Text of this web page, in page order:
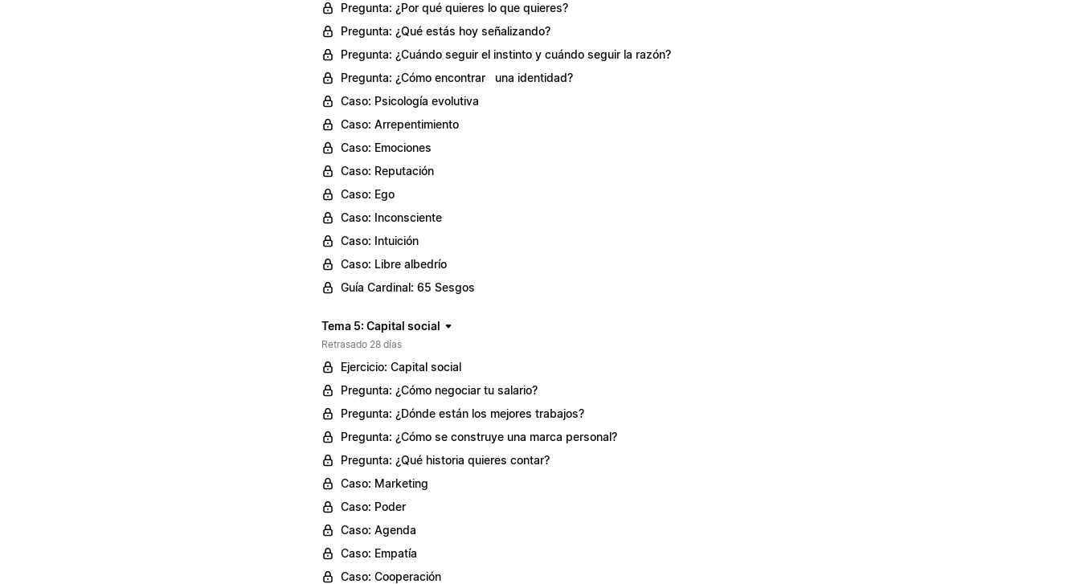
Pregunta: ¿Por qué quieres lo que quieres?
Pregunta: ¿Qué estás hoy señalizando?
Pregunta: ¿Cuándo seguir el instinto y cuándo seguir la razón?
Pregunta: ¿Cómo encontrar una identidad?
Caso: Psicología evolutiva
Caso: Arrepentimiento
Caso: Emociones
Caso: Reputación
Caso: Ego
Caso: Inconsciente
Caso: Intuición
Caso: Libre albedrío
Guía Cardinal: 65 Sesgos
Tema 5: Capital social
Retrasado 28 días
Ejercicio: Capital social
Pregunta: ¿Cómo negociar tu salario?
Pregunta: ¿Dónde están los mejores trabajos?
Pregunta: ¿Cómo se construye una marca personal?
Pregunta: ¿Qué historia quieres contar?
Caso: Marketing
Caso: Poder
Caso: Agenda
Caso: Empatía
Caso: Cooperación